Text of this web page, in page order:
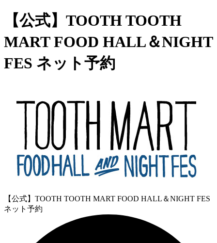
【公式】TOOTH TOOTH
MART FOOD HALL＆NIGHT
FES ネット予約
【公式】TOOTH TOOTH MART FOOD HALL＆NIGHT FES
ネット予約